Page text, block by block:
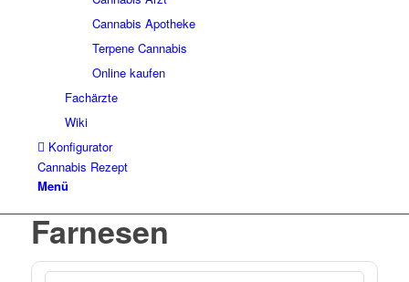
Cannabis Apotheke
Terpene Cannabis
Online kaufen
Fachärzte
Wiki
Konfigurator
Cannabis Rezept
Menü
Farnesen